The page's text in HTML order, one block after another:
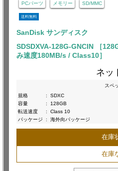
PCパーツ メモリー SD/MMC
送料無料
SanDisk サンディスク
SDSDXVA-128G-GNCIN ［
み速度180MB/s / Class10］
ネッ
スペ
規格
:
SDXC
容量
:
128GB
転送速度
:
Class 10
パッケージ
: 海外向パッケージ
在庫
在庫